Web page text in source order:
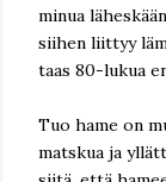
minua
siihen liittyy
taas 80-lukua
Tuo hame on
matskua ja